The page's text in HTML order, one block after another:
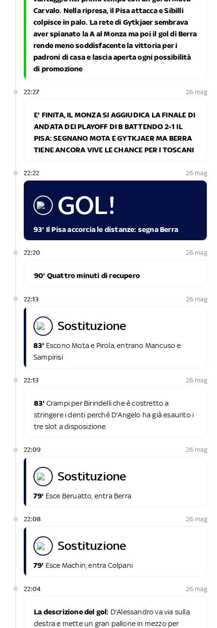
Carvalo. Nella ripresa, il Pisa attacca e Sibilli
colpisce in palo. La rete di Gytkjaer sembrava
aver spianato la A al Monza ma poi il gol di Berra
rende meno soddisfacente la vittoria per i
padroni di casa e lascia aperta ogni possibilità
di promozione
22:27 26 mag
E' FINITA, IL MONZA SI AGGIUDICA LA FINALE DI
ANDATA DEI PLAYOFF DI B BATTENDO 2-1 IL
PISA: SEGNANO MOTA E GYTKJAER MA BERRA
TIENE ANCORA VIVE LE CHANCE PER I TOSCANI
22:22 26 mag
GOL!
93' Il Pisa accorcia le distanze: segna Berra
22:20 26 mag
90' Quattro minuti di recupero
22:13 26 mag
sostituzione
83' Escono Mota e Pirola, entrano Mancuso e
Sampirisi
22:13 26 mag
83' Crampi per Birindelli che è costretto a
stringere i denti perché D'Angelo ha già esaurito i
tre slot a disposizione
22:09 26 mag
sostituzione
79' Esce Beruatto, entra Berra
22:08 26 mag
sostituzione
79' Esce Machin, entra Colpani
22:04 26 mag
La descrizione del gol: D'Alessandro va via sulla
destra e mette un gran pallone in mezzo per